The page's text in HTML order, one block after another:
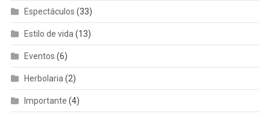
Espectáculos (33)
Estilo de vida (13)
Eventos (6)
Herbolaria (2)
Importante (4)